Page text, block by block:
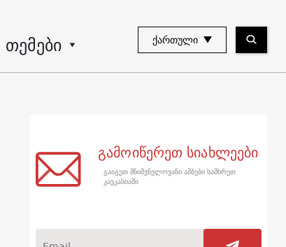
თემები ᲥᲐᲠᲗᲣᲚᲘ
გამოიწერეთ სიახლეები
გაიგეთ მნიშვნელოვანი ამბები სამხრეთ
კავკასიაში